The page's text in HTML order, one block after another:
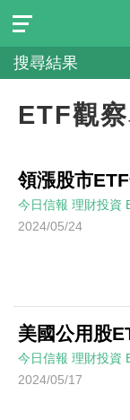
搜尋結果
ETF觀察
領漲股市
今日信報 理財投資
2024/05/24
美國公用股
今日信報 理財投資
2024/05/17